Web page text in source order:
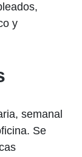
y
semanal
Se